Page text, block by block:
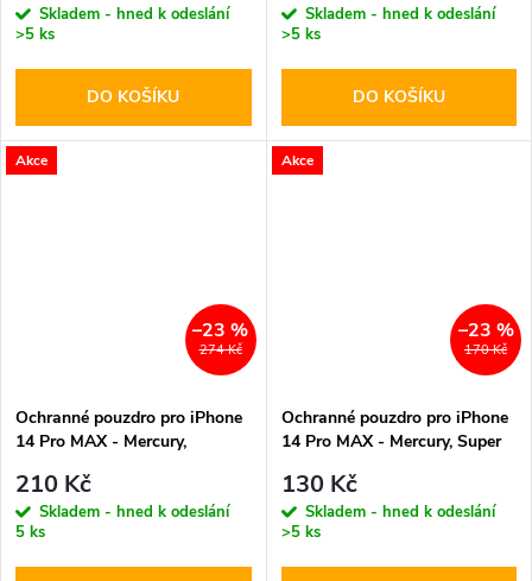
Skladem - hned k odeslání
>5 ks
DO KOŠÍKU
Skladem - hned k odeslání
>5 ks
DO KOŠÍKU
Akce
274 Kč
–23 %
Ochranné pouzdro pro iPhone
14 Pro MAX - Mercury,
210 Kč
Skladem - hned k odeslání
5 ks
Akce
170 Kč
–23 %
Ochranné pouzdro pro iPhone
14 Pro MAX - Mercury, Super
130 Kč
Skladem - hned k odeslání
>5 ks